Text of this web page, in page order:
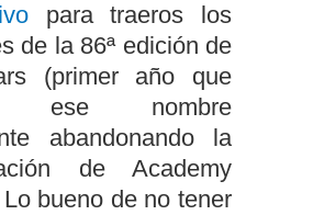
para traeros los
de la 86ª edición de
(primer año que
ese nombre
abandonando la
de Academy
bueno de no tener